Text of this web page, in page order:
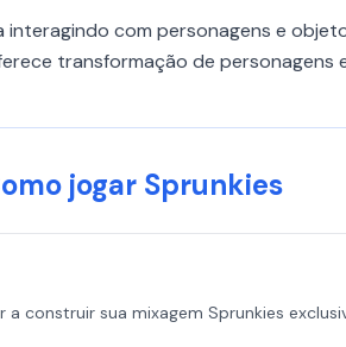
com personagens e
transformação de personagens
jogar Sprunkies
construir sua mixagem Sprunkies